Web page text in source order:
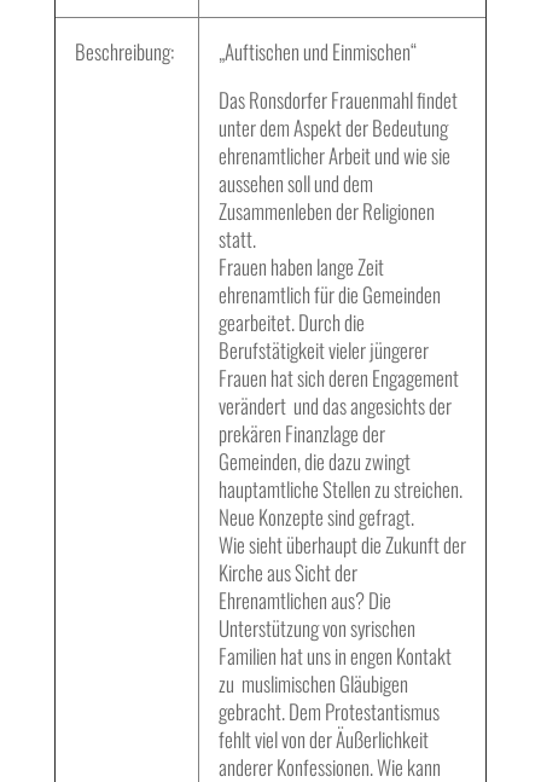
Beschreibung:
„Auftischen und Einmischen“
Das Ronsdorfer Frauenmahl findet
unter dem Aspekt der Bedeutung
ehrenamtlicher Arbeit und wie sie
aussehen soll und dem
Zusammenleben der Religionen
statt.
Frauen haben lange Zeit
ehrenamtlich für die Gemeinden
gearbeitet. Durch die
Berufstätigkeit vieler jüngerer
Frauen hat sich deren Engagement
verändert und das angesichts der
prekären Finanzlage der
Gemeinden, die dazu zwingt
hauptamtliche Stellen zu streichen.
Neue Konzepte sind gefragt.
Wie sieht überhaupt die Zukunft der
Kirche aus Sicht der
Ehrenamtlichen aus? Die
Unterstützung von syrischen
Familien hat uns in engen Kontakt
zu muslimischen Gläubigen
gebracht. Dem Protestantismus
fehlt viel von der Äußerlichkeit
anderer Konfessionen. Wie kann